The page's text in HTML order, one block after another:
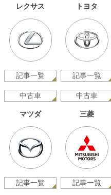
レクサス
記事一覧
中古車
トヨタ
記事一覧
中古車
マツダ
記事一覧
三菱
記事一覧